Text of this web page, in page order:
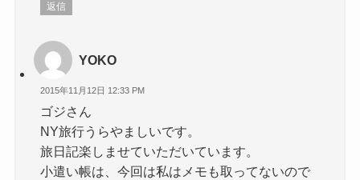
返信
YOKO
2015年11月12日 12:33 PM
ゴジさん
NY旅行うらやましいです。
旅日記楽しませていただいています。
小遣い帳は、今回は私はメモも取ってないので